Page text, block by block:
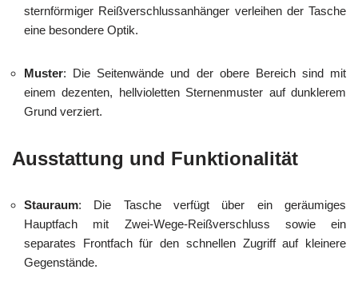
sternförmiger Reißverschlussanhänger verleihen der Tasche
eine besondere Optik.
Muster: Die Seitenwände und der obere Bereich sind mit
einem dezenten, hellvioletten Sternenmuster auf dunklerem
Grund verziert.
Ausstattung und Funktionalität
Stauraum: Die Tasche verfügt über ein geräumiges
Hauptfach mit Zwei-Wege-Reißverschluss sowie ein
separates Frontfach für den schnellen Zugriff auf kleinere
Gegenstände.